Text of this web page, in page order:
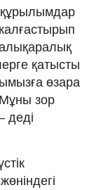
құрылымдар
қатысты
өзара
зор
деді